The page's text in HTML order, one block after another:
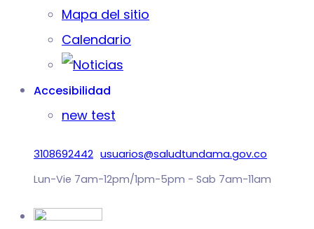
Mapa del sitio
Calendario
Accesibilidad
new test
3108692442 usuarios@saludtundama.gov.co
Lun-Vie 7am-12pm/1pm-5pm - Sab 7am-11am